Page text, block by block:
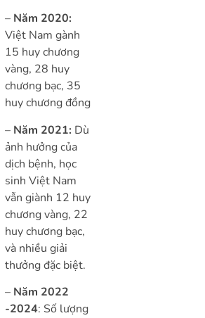
– Năm 2020:
Việt Nam gành
15 huy chương
vàng, 28 huy
chương bạc, 35
huy chương đồng
– Năm 2021:Dù
ảnh hưởng của
dịch bệnh, học
sinh Việt Nam
vẫn giành 12 huy
chương vàng, 22
huy chương bạc,
và nhiều giải
thưởng đặc biệt.
– Năm 2022
-2024: Số lượng